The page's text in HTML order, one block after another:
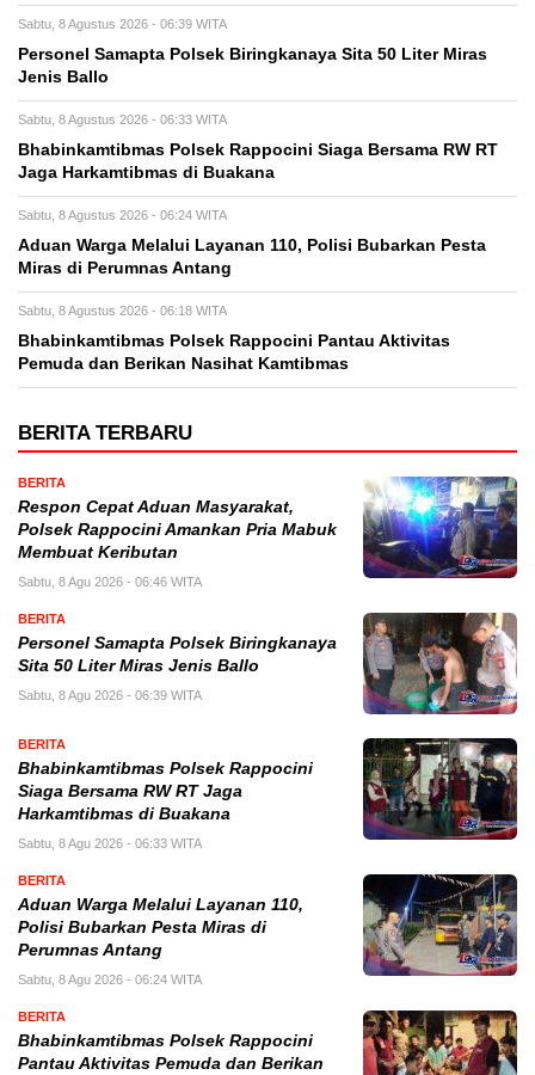
Sabtu, 8 Agustus 2026 - 06:39 WITA
Personel Samapta Polsek Biringkanaya Sita 50 Liter Miras
Jenis Ballo
Sabtu, 8 Agustus 2026 - 06:33 WITA
Bhabinkamtibmas Polsek Rappocini Siaga Bersama RW RT
Jaga Harkamtibmas di Buakana
Sabtu, 8 Agustus 2026 - 06:24 WITA
Aduan Warga Melalui Layanan 110, Polisi Bubarkan Pesta
Miras di Perumnas Antang
Sabtu, 8 Agustus 2026 - 06:18 WITA
Bhabinkamtibmas Polsek Rappocini Pantau Aktivitas
Pemuda dan Berikan Nasihat Kamtibmas
BERITA TERBARU
BERITA
Respon Cepat Aduan Masyarakat,
Polsek Rappocini Amankan Pria Mabuk
Membuat Keributan
Sabtu, 8 Agu 2026 - 06:46 WITA
BERITA
Personel Samapta Polsek Biringkanaya
Sita 50 Liter Miras Jenis Ballo
Sabtu, 8 Agu 2026 - 06:39 WITA
BERITA
Bhabinkamtibmas Polsek Rappocini
Siaga Bersama RW RT Jaga
Harkamtibmas di Buakana
Sabtu, 8 Agu 2026 - 06:33 WITA
BERITA
Aduan Warga Melalui Layanan 110,
Polisi Bubarkan Pesta Miras di
Perumnas Antang
Sabtu, 8 Agu 2026 - 06:24 WITA
BERITA
Bhabinkamtibmas Polsek Rappocini
Pantau Aktivitas Pemuda dan Berikan